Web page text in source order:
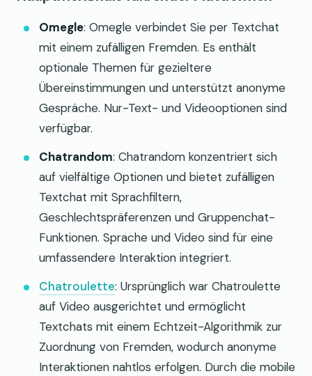
Omegle: Omegle verbindet Sie per Textchat
mit einem zufälligen Fremden. Es enthält
optionale Themen für gezieltere
Übereinstimmungen und unterstützt anonyme
Gespräche. Nur-Text- und Videooptionen sind
verfügbar.
Chatrandom: Chatrandom konzentriert sich
auf vielfältige Optionen und bietet zufälligen
Textchat mit Sprachfiltern,
Geschlechtspräferenzen und Gruppenchat-
Funktionen. Sprache und Video sind für eine
umfassendere Interaktion integriert.
Chatroulette: Ursprünglich war Chatroulette
auf Video ausgerichtet und ermöglicht
Textchats mit einem Echtzeit-Algorithmik zur
Zuordnung von Fremden, wodurch anonyme
Interaktionen nahtlos erfolgen. Durch die mobile